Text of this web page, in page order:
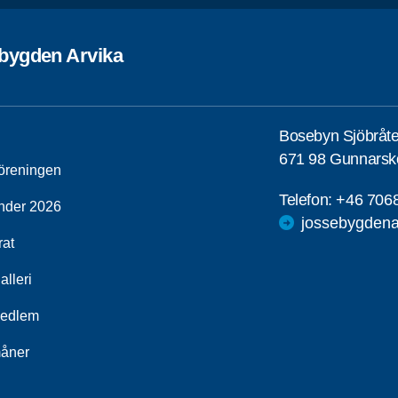
Arvika
2026
Bosebyn
671 98
Telefon:+46